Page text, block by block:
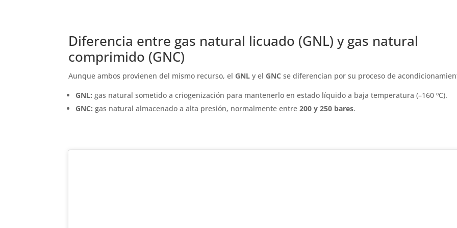
Diferencia entre gas natural licuado (GNL) y gas natural
comprimido (GNC)
Aunque ambos provienen del mismo recurso, el GNL y el GNC se diferencian por su proceso de
GNL: gas natural sometido a criogenización para mantenerlo en estado líquido a baja temperatura (–160 ºC).
GNC: gas natural almacenado a alta presión, normalmente entre200 y 250 bares.